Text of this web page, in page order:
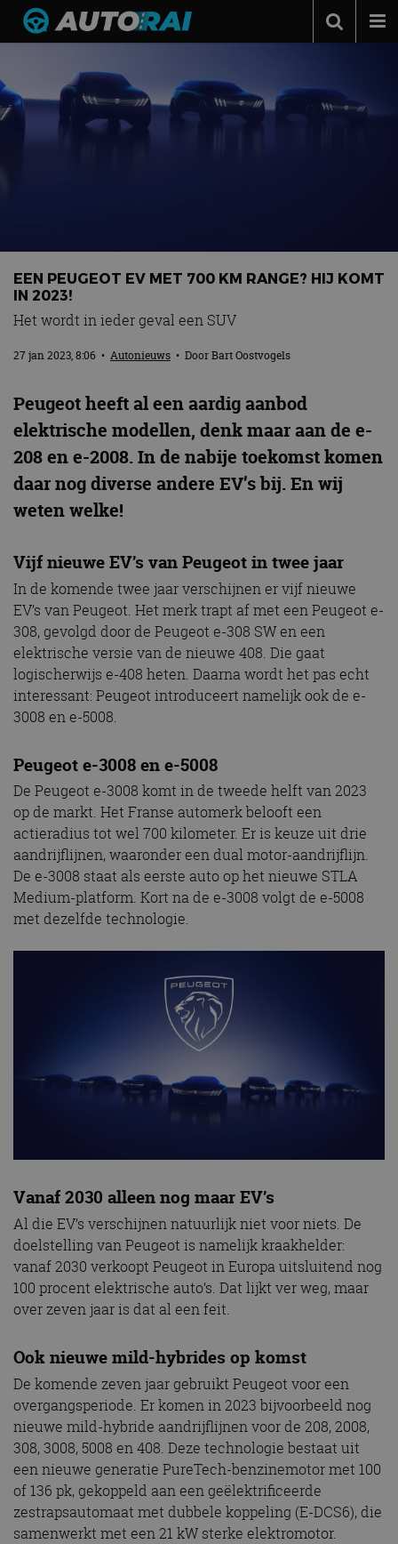
Podcast
Autotests
EEN PEUGEOT EV MET 700 KM RANGE? HIJ KOMT
IN 2023!
Het wordt in ieder geval een SUV
27 jan 2023, 8:06 • Autonieuws • DoorBart Oostvogels
Peugeot heeft al een aardig aanbod
elektrische modellen, denk maar aan de e-
208 en e-2008. In de nabije toekomst komen
daar nog diverse andere EV’s bij. En wij
weten welke!
Vijf nieuwe EV’s van Peugeot in twee jaar
In de komende twee jaar verschijnen er vijf nieuwe
EV’s van Peugeot. Het merk trapt af met een Peugeot e-
308, gevolgd door de Peugeot e-308 SW en een
elektrische versie van de nieuwe 408. Die gaat
logischerwijs e-408 heten. Daarna wordt het pas echt
interessant: Peugeot introduceert namelijk ook de e-
3008 en e-5008.
Peugeot e-3008 en e-5008
De Peugeot e-3008 komt in de tweede helft van 2023
op de markt. Het Franse automerk belooft een
actieradius tot wel 700 kilometer. Er is keuze uit drie
aandrijflijnen, waaronder een dual motor-aandrijflijn.
De e-3008 staat als eerste auto op het nieuwe STLA
Medium-platform. Kort na de e-3008 volgt de e-5008
met dezelfde technologie.
Vanaf 2030 alleen nog maar EV’s
Al die EV’s verschijnen natuurlijk niet voor niets. De
doelstelling van Peugeot is namelijk kraakhelder:
vanaf 2030 verkoopt Peugeot in Europa uitsluitend nog
100 procent elektrische auto’s. Dat lijkt ver weg, maar
over zeven jaar is dat al een feit.
Ook nieuwe mild-hybrides op komst
De komende zeven jaar gebruikt Peugeot voor een
overgangsperiode. Er komen in 2023 bijvoorbeeld nog
nieuwe mild-hybride aandrijflijnen voor de 208, 2008,
308, 3008, 5008 en 408. Deze technologie bestaat uit
een nieuwe generatie PureTech-benzinemotor met 100
of 136 pk, gekoppeld aan een geëlektrificeerde
zestrapsautomaat met dubbele koppeling (E-DCS6), die
samenwerkt met een 21 kW sterke elektromotor.